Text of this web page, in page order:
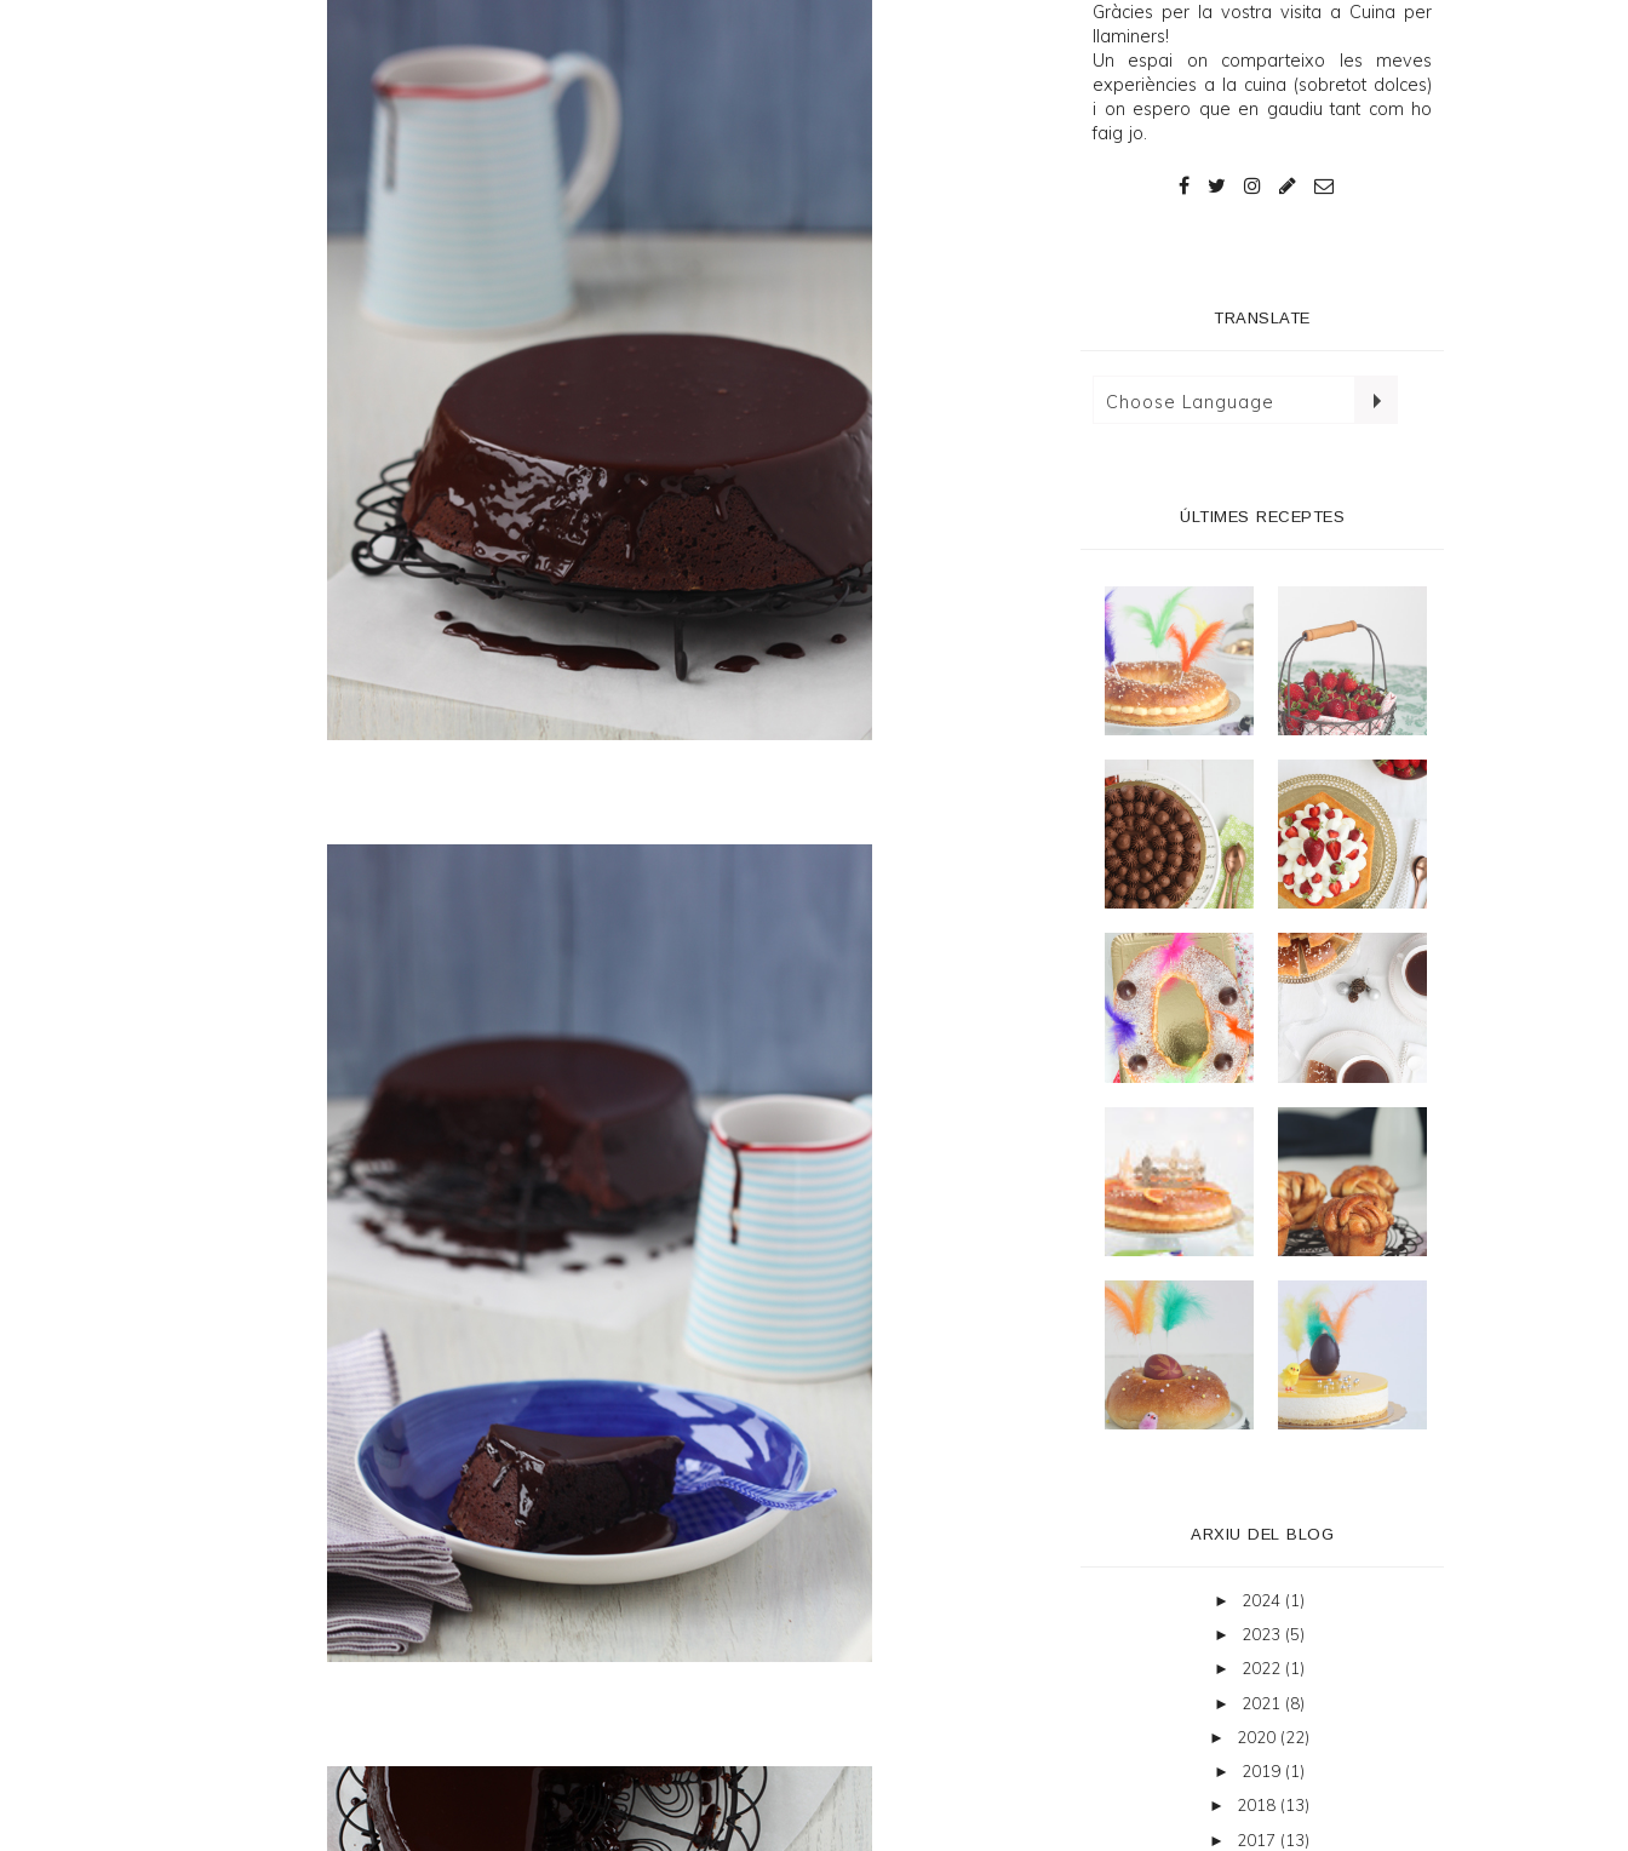
Gràcies per la vostra visita a Cuina per
llaminers!
Un espai on comparteixo les meves
experiències a la cuina (sobretot dolces)
i on espero que en gaudiu tant com ho
faig jo.
TRANSLATE
ÚLTIMES RECEPTES
ARXIU DEL BLOG
► 2024 (1)
► 2023 (5)
► 2022 (1)
► 2021 (8)
► 2020 (22)
► 2019 (1)
► 2018 (13)
► 2017 (13)